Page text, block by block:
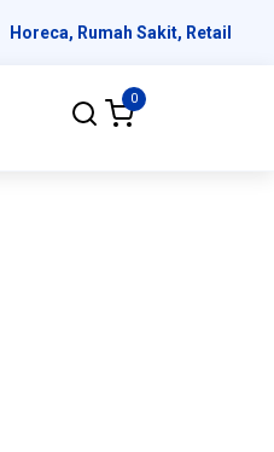
Horeca, Rumah Sakit, Retail
0